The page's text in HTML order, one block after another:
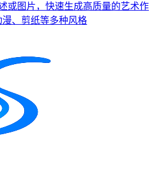
或图片，快速生成高质量的艺术作
、剪纸等多种风格